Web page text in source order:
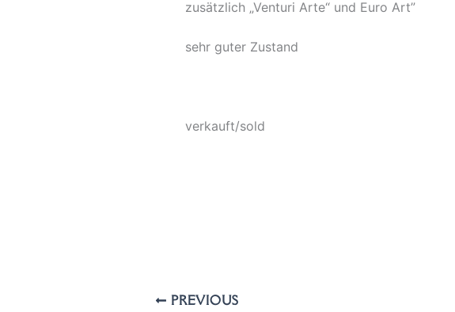
zusätzlich „Venturi Arte“ und Euro Art”
sehr guter Zustand
verkauft/sold
PREVIOUS